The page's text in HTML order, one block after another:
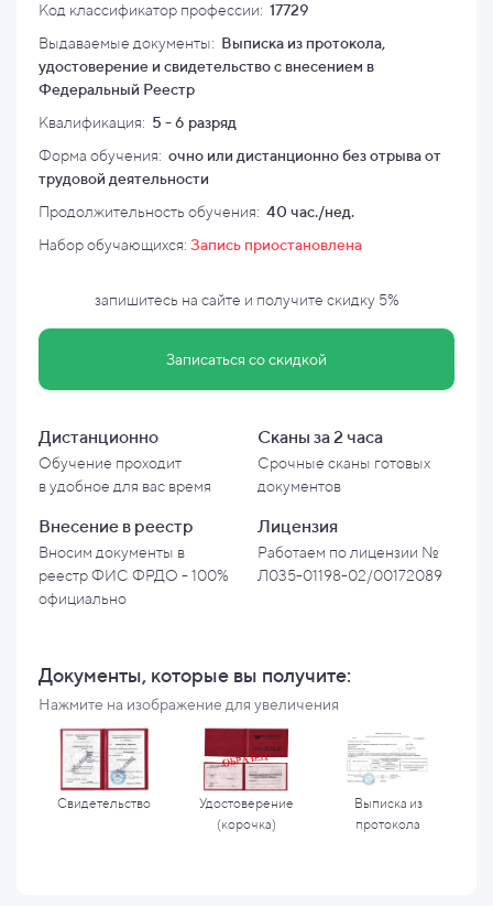
Код классификатор профессии: 17729
Выдаваемые документы: Выписка из протокола,
удостоверение и свидетельство с внесением в
Федеральный Реестр
Квалификация: 5 - 6 разряд
Форма обучения: очно или дистанционно без отрыва от
трудовой деятельности
Продолжительность обучения: 40 час./нед.
Набор обучающихся: Запись приостановлена
запишитесь на сайте и получите скидку 5%
Записаться со скидкой
Дистанционно
Обучение проходит
вудобное для вас время
Сканы за 2 часа
Срочные сканы готовых
документов
Внесение в реестр
Вносим документы в
реестр ФИС ФРДО - 100%
официально
Лицензия
Работаем по лицензии №
Л035-01198-02/00172089
Документы, которые вы получите:
Нажмите на изображение для увеличения
Свидетельство
Удостоверение
(корочка)
Выписка из
протокола